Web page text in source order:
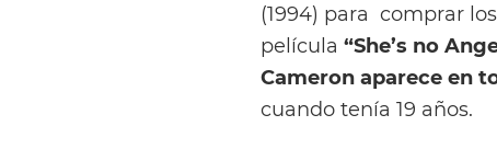
(1994) para comprar
película “She’s no
Cameron aparece en
cuando tenía 19 años.